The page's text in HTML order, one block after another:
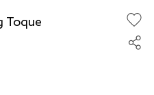
Toque